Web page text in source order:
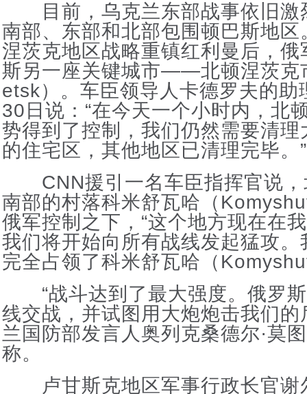
目前，乌克兰东部战事依旧激
南部、东部和北部包围顿巴斯地
涅茨克地区战略重镇红利曼后，
斯另一座关键城市——北顿涅茨克
etsk）。车臣领导人卡德罗夫的助
30日说：“在今天一个小时内，北
势得到了控制，我们仍然需要清
的住宅区，其他地区已清理完毕。”
CNN援引一名车臣指挥官说，
南部的村落科米舒瓦哈（
俄军控制之下，“这个地方现在在
我们将开始向所有战线发起猛攻
完全占领了科米舒瓦哈（
“战斗达到了最大强度。俄罗斯
线交战，并试图用大炮炮击我们的
兰国防部发言人奥列克桑德尔·莫
称。
卢甘斯克地区军事行政长官谢